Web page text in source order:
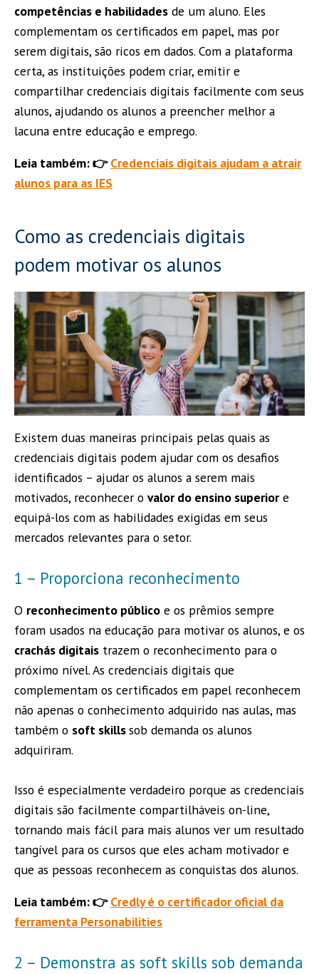
competências e habilidades de um aluno. Eles
complementam os certificados em papel, mas por
serem digitais, são ricos em dados. Com a plataforma
certa, as instituições podem criar, emitir e
compartilhar credenciais digitais facilmente com seus
alunos, ajudando os alunos a preencher melhor a
lacuna entre educação e emprego.
Leia também: 👉Credenciais digitais ajudam a atrair
alunos para as IES
Como as credenciais digitais
podem motivar os alunos
Existem duas maneiras principais pelas quais as
credenciais digitais podem ajudar com os desafios
identificados – ajudar os alunos a serem mais
motivados, reconhecer o valor do ensino superiore
equipá-los com as habilidades exigidas em seus
mercados relevantes para o setor.
1 – Proporciona reconhecimento
O reconhecimento público e os prêmios sempre
foram usados na educação para motivar os alunos, e os
crachás digitais trazem o reconhecimento para o
próximo nível. As credenciais digitais que
complementam os certificados em papel reconhecem
não apenas o conhecimento adquirido nas aulas, mas
também o soft skillssob demanda os alunos
adquiriram.
Isso é especialmente verdadeiro porque as credenciais
digitais são facilmente compartilháveis on-line,
tornando mais fácil para mais alunos ver um resultado
tangível para os cursos que eles acham motivador e
que as pessoas reconhecem as conquistas dos alunos.
Leia também: 👉Credly é o certificador oficial da
ferramenta Personabilities
2 – Demonstra as soft skills sob demanda